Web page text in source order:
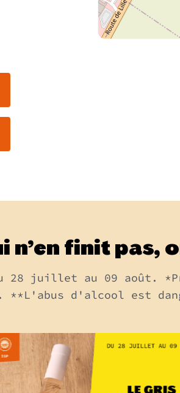
n’en finit pas,
28 juillet au 09 août.
d'alcool est